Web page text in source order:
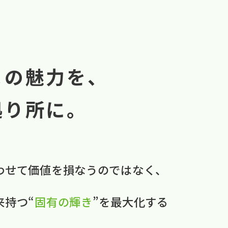
魅力を、
所に。
て​価値を​損なうのではなく、
持つ“固有の​輝き”を​最大化する​